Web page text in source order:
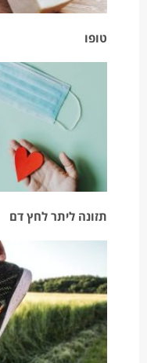
טופו
תזונה ליתר לחץ דם